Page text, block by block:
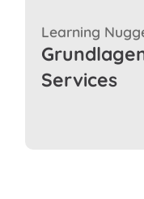
Services
Learning